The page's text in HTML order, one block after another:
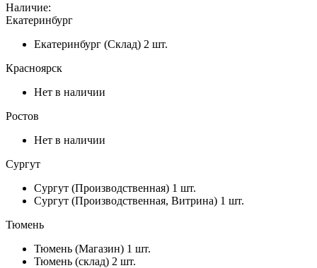
Наличие:
Екатеринбург
Екатеринбург (Склад) 2 шт.
Красноярск
Нет в наличии
Ростов
Нет в наличии
Сургут
Сургут (Производственная) 1 шт.
Сургут (Производственная, Витрина) 1 шт.
Тюмень
Тюмень (Магазин) 1 шт.
Тюмень (склад) 2 шт.